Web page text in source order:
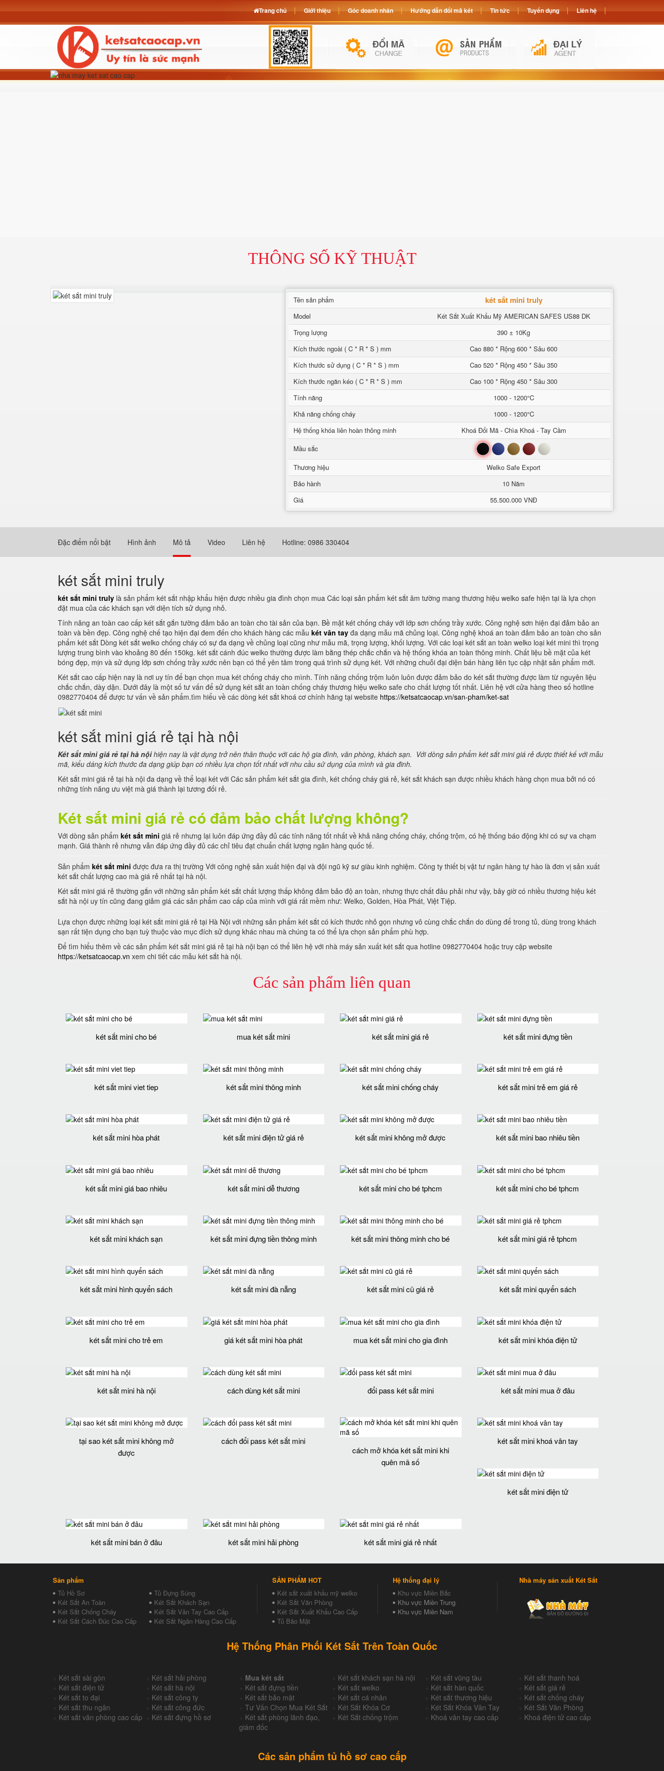
THÔNG SỐ KỸ THUẬT
Tên sản phẩm két sắt mini truly
Model
Két Sắt Xuất Khẩu Mỹ AMERICAN SAFES US88 DK
Trọng lượng
390 ± 10Kg
Kích thước ngoài ( C * R * S ) mm
Cao 880 * Rộng 600 * Sâu 600
Kích thước sử dụng ( C * R * S ) mm
Cao 520 * Rộng 450 * Sâu 350
Kích thước ngăn kéo ( C * R * S ) mm
Cao 100 * Rộng 450 * Sâu 300
Tính năng
1000 - 1200°C
Khả năng chống cháy
1000 - 1200°C
Hệ thống khóa liên hoàn thông minh
Khoá Đổi Mã - Chìa Khoá - Tay Cầm
Mầu sắc
Đen Xanh Nâu Đỏ Trắng
Thương hiệu
Welko Safe Export
Bảo hành
10 Năm
Giá
55.500.000 VNĐ
Đặc điểm nổi bật Hình ảnh Mô tả Video Liên hệ Hotline: 0986 330404
két sắt mini truly
két sắt mini truly là sản phẩm két sắt nhập khẩu hiện được nhiều gia đình chọn mua Các loại sản phẩm két sắt âm tường mang thương hiệu welko safe hiện tại là lựa chọn
đặt mua của các khách sạn với diện tích sử dụng nhỏ.
Tính năng an toàn cao cấp két sắt gắn tường đảm bảo an toàn cho tài sản của bạn. Bề mặt két chống cháy với lớp sơn chống trầy xước. Công nghệ sơn hiện đại đảm bảo an
toàn và bền đẹp. Công nghệ chế tạo hiện đại đem đến cho khách hàng các mẫu két vân tay đa dạng mẫu mã chủng loại. Công nghệ khoá an toàn đảm bảo an toàn cho sản
phẩm két sắt Dòng két sắt welko chống cháy có sự đa dạng về chủng loại cũng như mẫu mã, trọng lượng, khối lượng. Với các loại két sắt an toàn welko loại két mini thì trọng
lượng trung bình vào khoảng 80 đến 150kg. két sắt cánh đúc welko thường được làm bằng thép chắc chắn và hệ thống khóa an toàn thông minh. Chất liệu bề mặt của két
bóng đẹp, mịn và sử dụng lớp sơn chống trầy xước nên bạn có thể yên tâm trong quá trình sử dụng két. Với những chuỗi đại diện bán hàng liên tục cập nhật sản phẩm mới.
Két sắt cao cấp hiện nay là nơi uy tín để bạn chọn mua két chống cháy cho mình. Tính năng chống trộm luôn luôn được đảm bảo do két sắt thường được làm từ nguyên liệu
chắc chắn, dày dặn. Dưới đây là một số tư vấn để sử dụng két sắt an toàn chống cháy thương hiệu welko safe cho chất lượng tốt nhất. Liên hệ với cửa hàng theo số hotline
0982770404 để được tư vấn về sản phẩm.tìm hiểu về các dòng két sắt khoá cơ chính hãng tại website https://ketsatcaocap.vn/san-pham/ket-sat
két sắt mini giá rẻ tại hà nội
Két sắt mini giá rẻ tại hà nộihiện nay là vật dụng trở nên thân thuộc với các hộ gia đình, văn phòng, khách sạn. Với dòng sản phẩm két sắt mini giá rẻ được thiết kế với mẫu
mã, kiểu dáng kích thước đa dạng giúp bạn có nhiều lựa chọn tốt nhất với nhu cầu sử dụng của mình và gia đinh.
Két sắt mini giá rẻ tại hà nội đa dạng về thể loại két với Các sản phẩm két sắt gia đình, két chống cháy giá rẻ, két sắt khách sạn được nhiều khách hàng chọn mua bởi nó có
những tính năng ưu việt mà giá thành lại tương đối rẻ.
Két sắt mini giá rẻ có đảm bảo chất lượng không?
Với dòng sản phẩm két sắt mini giá rẻ nhưng lại luôn đáp ứng đầy đủ các tính năng tốt nhất về khả năng chống cháy, chống trộm, có hệ thống báo động khi có sự va chạm
mạnh. Giá thành rẻ nhưng vẫn đáp ứng đầy đủ các chỉ tiêu đạt chuẩn chất lượng ngân hàng quốc tế.
Sản phẩm két sắt mini được đưa ra thị trường Với công nghệ sản xuất hiện đại và đội ngũ kỹ sư giàu kinh nghiệm. Công ty thiết bị vật tư ngân hàng tự hào là đơn vị sản xuất
két sắt chất lượng cao mà giá rẻ nhất tại hà nội.
Két sắt mini giá rẻ thường gắn với những sản phẩm két sắt chất lượng thấp không đảm bảo độ an toàn, nhưng thực chất đâu phải như vậy, bây giờ có nhiều thương hiệu két
sắt hà nội uy tín cũng đang giảm giá các sản phẩm cao cấp của mình với giá rất mềm như: Welko, Golden, Hòa Phát, Việt Tiệp.
Lựa chọn được những loại két sắt mini giá rẻ tại Hà Nội với những sản phẩm két sắt có kích thước nhỏ gọn nhưng vô cùng chắc chắn do dùng để trong tủ, dùng trong khách
sạn rất tiện dụng cho bạn tuỳ thuộc vào mục đích sử dụng khác nhau mà chúng ta có thể lựa chọn sản phẩm phù hợp.
Để tìm hiểu thêm về các sản phẩm két sắt mini giá rẻ tại hà nội bạn có thể liên hệ với nhà máy sản xuất két sắt qua hotline 0982770404 hoặc truy cập website
https://ketsatcaocap.vn xem chi tiết các mẫu két sắt hà nội.
Các sản phẩm liên quan
két sắt mini cho bé mua két sắt mini két sắt mini giá rẻ két sắt mini đựng tiền
két sắt mini viet tiep két sắt mini thông minh két sắt mini chống cháy két sắt mini trẻ em giá rẻ
két sắt mini hòa phát két sắt mini điện tử giá rẻ két sắt mini không mở được két sắt mini bao nhiêu tiền
két sắt mini giá bao nhiêu két sắt mini dễ thương két sắt mini cho bé tphcm két sắt mini cho bé tphcm
két sắt mini khách sạn két sắt mini đựng tiền thông minh két sắt mini thông minh cho bé két sắt mini giá rẻ tphcm
két sắt mini hình quyển sách két sắt mini đà nẵng két sắt mini cũ giá rẻ két sắt mini quyển sách
két sắt mini cho trẻ em giá két sắt mini hòa phát mua két sắt mini cho gia đình két sắt mini khóa điện tử
két sắt mini hà nội cách dùng két sắt mini đổi pass két sắt mini két sắt mini mua ở đâu
tại sao két sắt mini không mở
được
cách đổi pass két sắt mini
cách mở khóa két sắt mini khi
quên mã số
két sắt mini khoá vân tay
két sắt mini điện tử
két sắt mini bán ở đâu két sắt mini hải phòng két sắt mini giá rẻ nhất
Sản phẩm
Tủ Hồ Sơ
Tủ Đựng Súng
Két Sắt An Toàn
Két Sắt Khách Sạn
Két Sắt Chống Cháy
Két Sắt Vân Tay Cao Cấp
Két Sắt Cách Đúc Cao Cấp
Két Sắt Ngân Hàng Cao Cấp
SẢN PHẨM HOT
Két sắt xuất khẩu mỹ welko
Két Sắt Văn Phòng
Két Sắt Xuất Khẩu Cao Cấp
Tủ Bảo Mật
Hệ thống đại lý
Khu vực Miền Bắc
Khu vực Miền Trung
Khu vực Miền Nam
Nhà máy sản xuất Két Sắt
Hệ Thống Phân Phối Két Sắt Trên Toàn Quốc
Két sắt sài gòn Két sắt hải phòng Mua két sắt Két sắt khách sạn hà nội Két sắt vũng tàu
Két sắt thanh hoá
Két sắt điện tử Két sắt hà nội Két sắt đựng tiền Két sắt welko Két sắt hàn quốc
Két sắt giá rẻ
Két sắt to đại Két sắt công ty Két sắt bảo mật Két sắt cá nhân Két sắt thương hiệu
Két sắt chống cháy
Két sắt thu ngân Két sắt công đức Tư Vấn Chọn Mua Két Sắt Két Sắt Khóa Cơ Két Sắt Khóa Vân Tay
Két Sắt Văn Phòng
Két sắt văn phòng cao cấp Két sắt đựng hồ sơ
Két sắt phòng lãnh đạo,
giám đốc
Két Sắt chống trộm Khoá vân tay cao cấp Khoá điện tử cao cấp
Các sản phẩm tủ hồ sơ cao cấp
Trang chủ Giới thiệu Góc doanh nhân Hướng dẫn đổi mã két Tin tức Tuyển dụng Liên hệ